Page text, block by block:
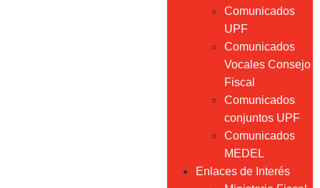
Comunicados
UPF
Comunicados
Vocales Consejo
Fiscal
Comunicados
conjuntos UPF
Comunicados
MEDEL
Enlaces de Interés